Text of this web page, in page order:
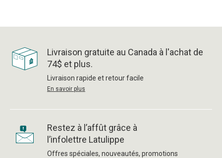
Livraison gratuite au Canada à l'achat de
74$ et plus.
Livraison rapide et retour facile
En savoir plus
Restez à l’affût grâce à
l’infolettre Latulippe
Offres spéciales, nouveautés, promotions